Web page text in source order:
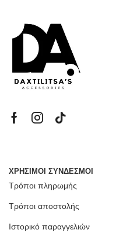
ΧΡΗΣΙΜΟΙ ΣΥΝΔΕΣΜΟΙ
Τρόποι πληρωμής
Τρόποι αποστολής
Ιστορικό παραγγελιών